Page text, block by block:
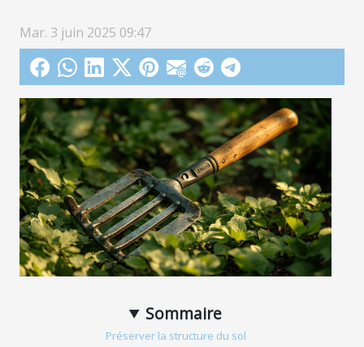
Mar. 3 juin 2025 09:47
Sommaire
Préserver la structure du sol